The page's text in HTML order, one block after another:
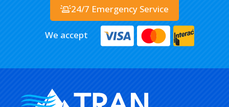
24/7 Emergency Service
We accept